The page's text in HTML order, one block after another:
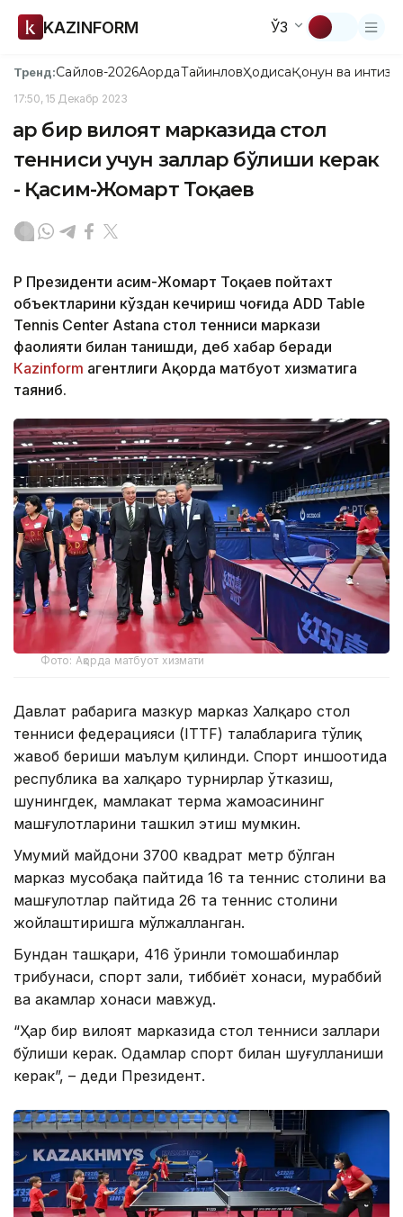
KAZINFORM ЎЗ
Тренд:Сайлов-2026АқордаТайинловҲодисаҚонун ва
17:50, 15 Декабр 2023
Ҳар бир вилоят марказида стол
тенниси учун заллар бўлиши керак
- Қасим-Жомарт Тоқаев
ҚР Президенти Қасим-Жомарт Тоқаев пойтахт
объектларини кўздан кечириш чоғида ADD Table
Tennis Center Astana стол тенниси маркази
фаолияти билан танишди, деб хабар беради
Каzinform агентлиги Ақорда матбуот хизматига
таяниб.
Фото: Ақорда матбуот хизмати
Давлат раҳбарига мазкур марказ Халқаро стол
тенниси федерацияси (ITTF) талабларига тўлиқ
жавоб бериши маълум қилинди. Спорт иншоотида
республика ва халқаро турнирлар ўтказиш,
шунингдек, мамлакат терма жамоасининг
машғулотларини ташкил этиш мумкин.
Умумий майдони 3700 квадрат метр бўлган
марказ мусобақа пайтида 16 та теннис столини ва
машғулотлар пайтида 26 та теннис столини
жойлаштиришга мўлжалланган.
Бундан ташқари, 416 ўринли томошабинлар
трибунаси, спорт зали, тиббиёт хонаси, мураббий
ва ҳакамлар хонаси мавжуд.
“Ҳар бир вилоят марказида стол тенниси заллари
бўлиши керак. Одамлар спорт билан шуғулланиши
керак”, – деди Президент.